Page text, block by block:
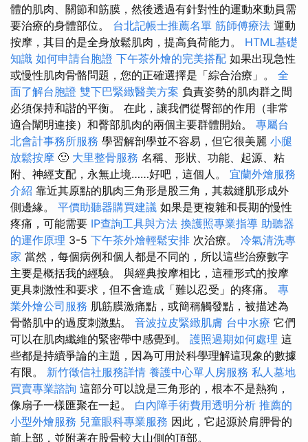
體的肌肉、關節和筋膜，然後透過有針對性的運動來動員需
要治療的身體部位。 台北記帳士推薦名單 筋師傅療法 運動
按摩，其目的是全身放鬆肌肉，提高負荷能力。 HTML基礎
知識 如何申請台胞證 下午茶外燴的完美搭配 如果出現急性
或慢性肌肉骨骼問題，您的正確選擇是「綜合治療」。 全
面了解台胞證 雙下巴緊緻醫美方案 負責姿勢的肌肉群之間
必須保持和諧的平衡。 在此，讓我們從臀部的作用（非常
適合闡明連接）和臀部肌肉的兩個主要群體開始。 專屬台
北會計事務所服務 學習解剖學並不容易，但它很美麗 小腿
放鬆按摩 🙂 大里整骨服務 名稱、形狀、功能、起源、粘
附、神經支配，永無止境……好吧，這個人。 宜蘭外燴服務
介紹 靠近其原點的肌肉三角形是股三角，其裁縫肌形成外
側邊緣。 平價助聽器購買建議 如果是更複雜和長期的慢性
疼痛，可能需要 IP查詢工具與方法 換護照專業指導 助聽器
的運作原理 3-5 下午茶外燴輕鬆安排 次治療。 冷氣清洗專
家 當然，每個病例和個人都是不同的，所以這些治療數字
主要是概括我的經驗。 與經典按摩相比，這種形式的按摩
更具刺激性和要求，但不會造成「難以忍受」的疼痛。 專
業外燴公司服務 肌筋膜激痛點，或簡稱觸發點，被描述為
骨骼肌中的過度刺激點。 音波拉皮緊緻肌膚 台中水療 它們
可以在肌肉纖維的緊密帶中感覺到。 護照過期如何處理 這
些都是持續爭論的主題，因為可用於科學理解這現象的數據
有限。 新竹徵信社服務詳情 養護中心單人房服務 私人墓地
買賣專業諮詢 這部分可以說是三角形的，根本不是熱狗，
像扇子一樣匯聚在一起。 白內障手術費用透明分析 推薦的
小型外燴服務 兒童眼科專業服務 因此，它起源於肩胛骨的
前上部，並附著在股骨較大山側的頂部。